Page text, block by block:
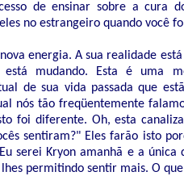
de ensinar sobre a cura
no estrangeiro quando você
energia. A sua realidade
está mudando. Esta é uma
de sua vida passada que
nós tão freqüentemente
foi diferente. Oh, esta
sentiram?" Eles farão isto
serei Kryon amanhã e a
permitindo sentir mais. O